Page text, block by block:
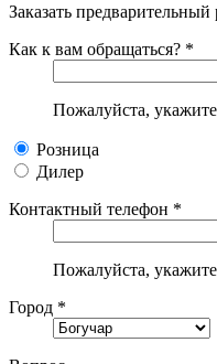
Заказать предварительный
Как к вам обращаться? *
Пожалуйста,
Розница
Дилер
Контактный телефон *
Пожалуйста,
Город *